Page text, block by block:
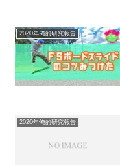
2020年俺的研究報告
2020年俺的研究報告